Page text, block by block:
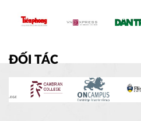
ĐỐI TÁC